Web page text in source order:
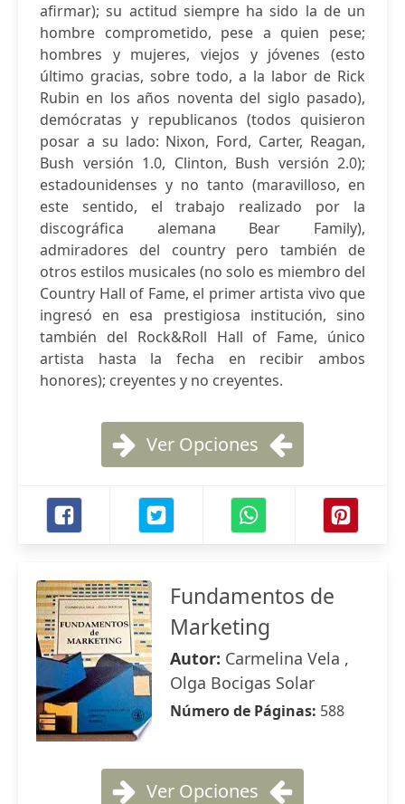
afirmar); su actitud siempre ha sido la de un
hombre comprometido, pese a quien pese;
hombres y mujeres, viejos y jóvenes (esto
último gracias, sobre todo, a la labor de Rick
Rubin en los años noventa del siglo pasado),
demócratas y republicanos (todos quisieron
posar a su lado: Nixon, Ford, Carter, Reagan,
Bush versión 1.0, Clinton, Bush versión 2.0);
estadounidenses y no tanto (maravilloso, en
este sentido, el trabajo realizado por la
discográfica alemana Bear Family),
admiradores del country pero también de
otros estilos musicales (no solo es miembro del
Country Hall of Fame, el primer artista vivo que
ingresó en esa prestigiosa institución, sino
también del Rock&Roll Hall of Fame, único
artista hasta la fecha en recibir ambos
honores); creyentes y no creyentes.
Ver Opciones
Fundamentos de
Marketing
Autor: Carmelina Vela ,
Olga Bocigas Solar
Número de Páginas: 588
Ver Opciones